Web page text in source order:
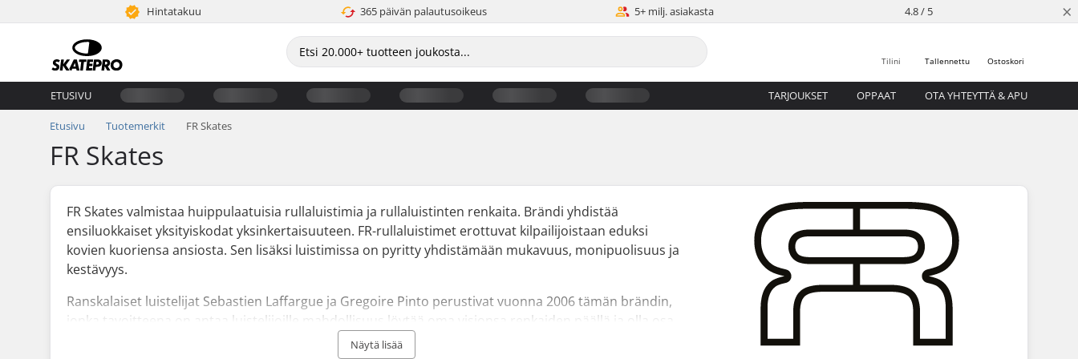
Hintatakuu 365 päivän palautusoikeus 5+ milj. asiakasta 4.8 / 5 ×
Ostoskori
Tallennettu
Tilini
ETUSIVU TARJOUKSET OPPAAT OTA YHTEYTTÄ & APU
Etusivu Tuotemerkit FR Skates
FR Skates
FR Skates valmistaa huippulaatuisia rullaluistimia ja rullaluistinten renkaita. Brändi yhdistää
ensiluokkaiset yksityiskodat yksinkertaisuuteen. FR-rullaluistimet erottuvat kilpailijoistaan eduksi
kovien kuoriensa ansiosta. Sen lisäksi luistimissa on pyritty yhdistämään mukavuus, monipuolisuus ja
kestävyys.
Ranskalaiset luistelijat Sebastien Laffargue ja Gregoire Pinto perustivat vuonna 2006 tämän brändin,
jonka tavoitteena on antaa luistelijoille mahdollisuus löytää oma visionsa renkaiden päällä ja olla osa
maailmanlaajuista yhteisöä. Vuosien suunnittelun ja yhteistyön ansiosta brändi on onnistunut
Näytä lisää